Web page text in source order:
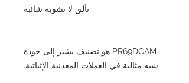
تألق لا تشوبه شائبة
PR69DCAM هو تصنيف يشير إلى جودة
شبه مثالية في العملات المعدنية الإثباتية.